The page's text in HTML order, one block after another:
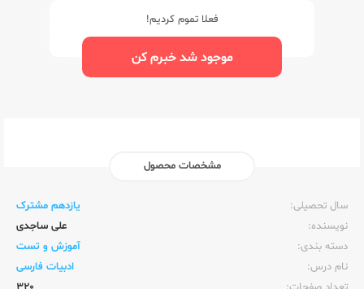
فعلا تموم کردیم!
موجود شد خبرم کن
مشخصات محصول
سال تحصیلی:‌
یازدهم مشترک
نویسنده:‌
علی ساجدی
دسته بندی:
آموزش و تست
نام درس:
ادبیات فارسی